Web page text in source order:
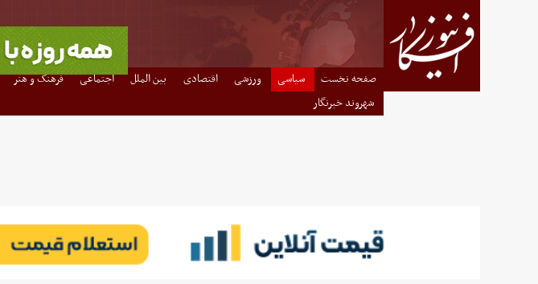
صفحه نخست سیاسی ورزشی اقتصادی بین الملل اجتماعی فرهنگ و هنر
شهروند خبرنگار